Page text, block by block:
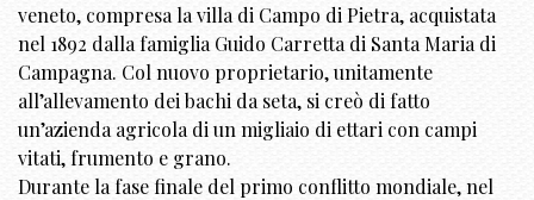
veneto, compresa la villa di Campo di Pietra, acquistata
nel 1892 dalla famiglia Guido Carretta di Santa Maria di
Campagna. Col nuovo proprietario, unitamente
all’allevamento dei bachi da seta, si creò di fatto
un’azienda agricola di un migliaio di ettari con campi
vitati, frumento e grano.
Durante la fase finale del primo conflitto mondiale, nel